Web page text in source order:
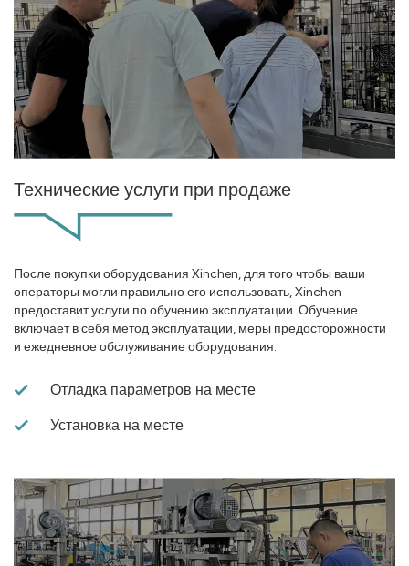
Технические услуги при продаже
После покупки оборудования Xinchen, для того чтобы ваши
операторы могли правильно его использовать, Xinchen
предоставит услуги по обучению эксплуатации. Обучение
включает в себя метод эксплуатации, меры предосторожности
и ежедневное обслуживание оборудования.
Отладка параметров на месте
Установка на месте